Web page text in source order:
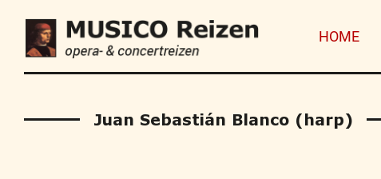
HOME
Juan Sebastián Blanco (harp)